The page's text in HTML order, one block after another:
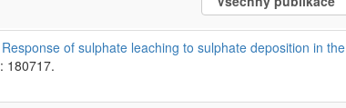
Response of sulphate leaching to sulphate deposition in the
: 180717.